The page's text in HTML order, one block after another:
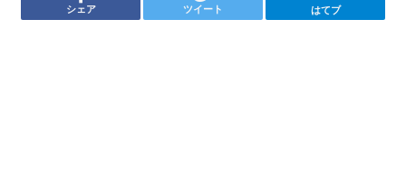
シェア ツイート はてブ